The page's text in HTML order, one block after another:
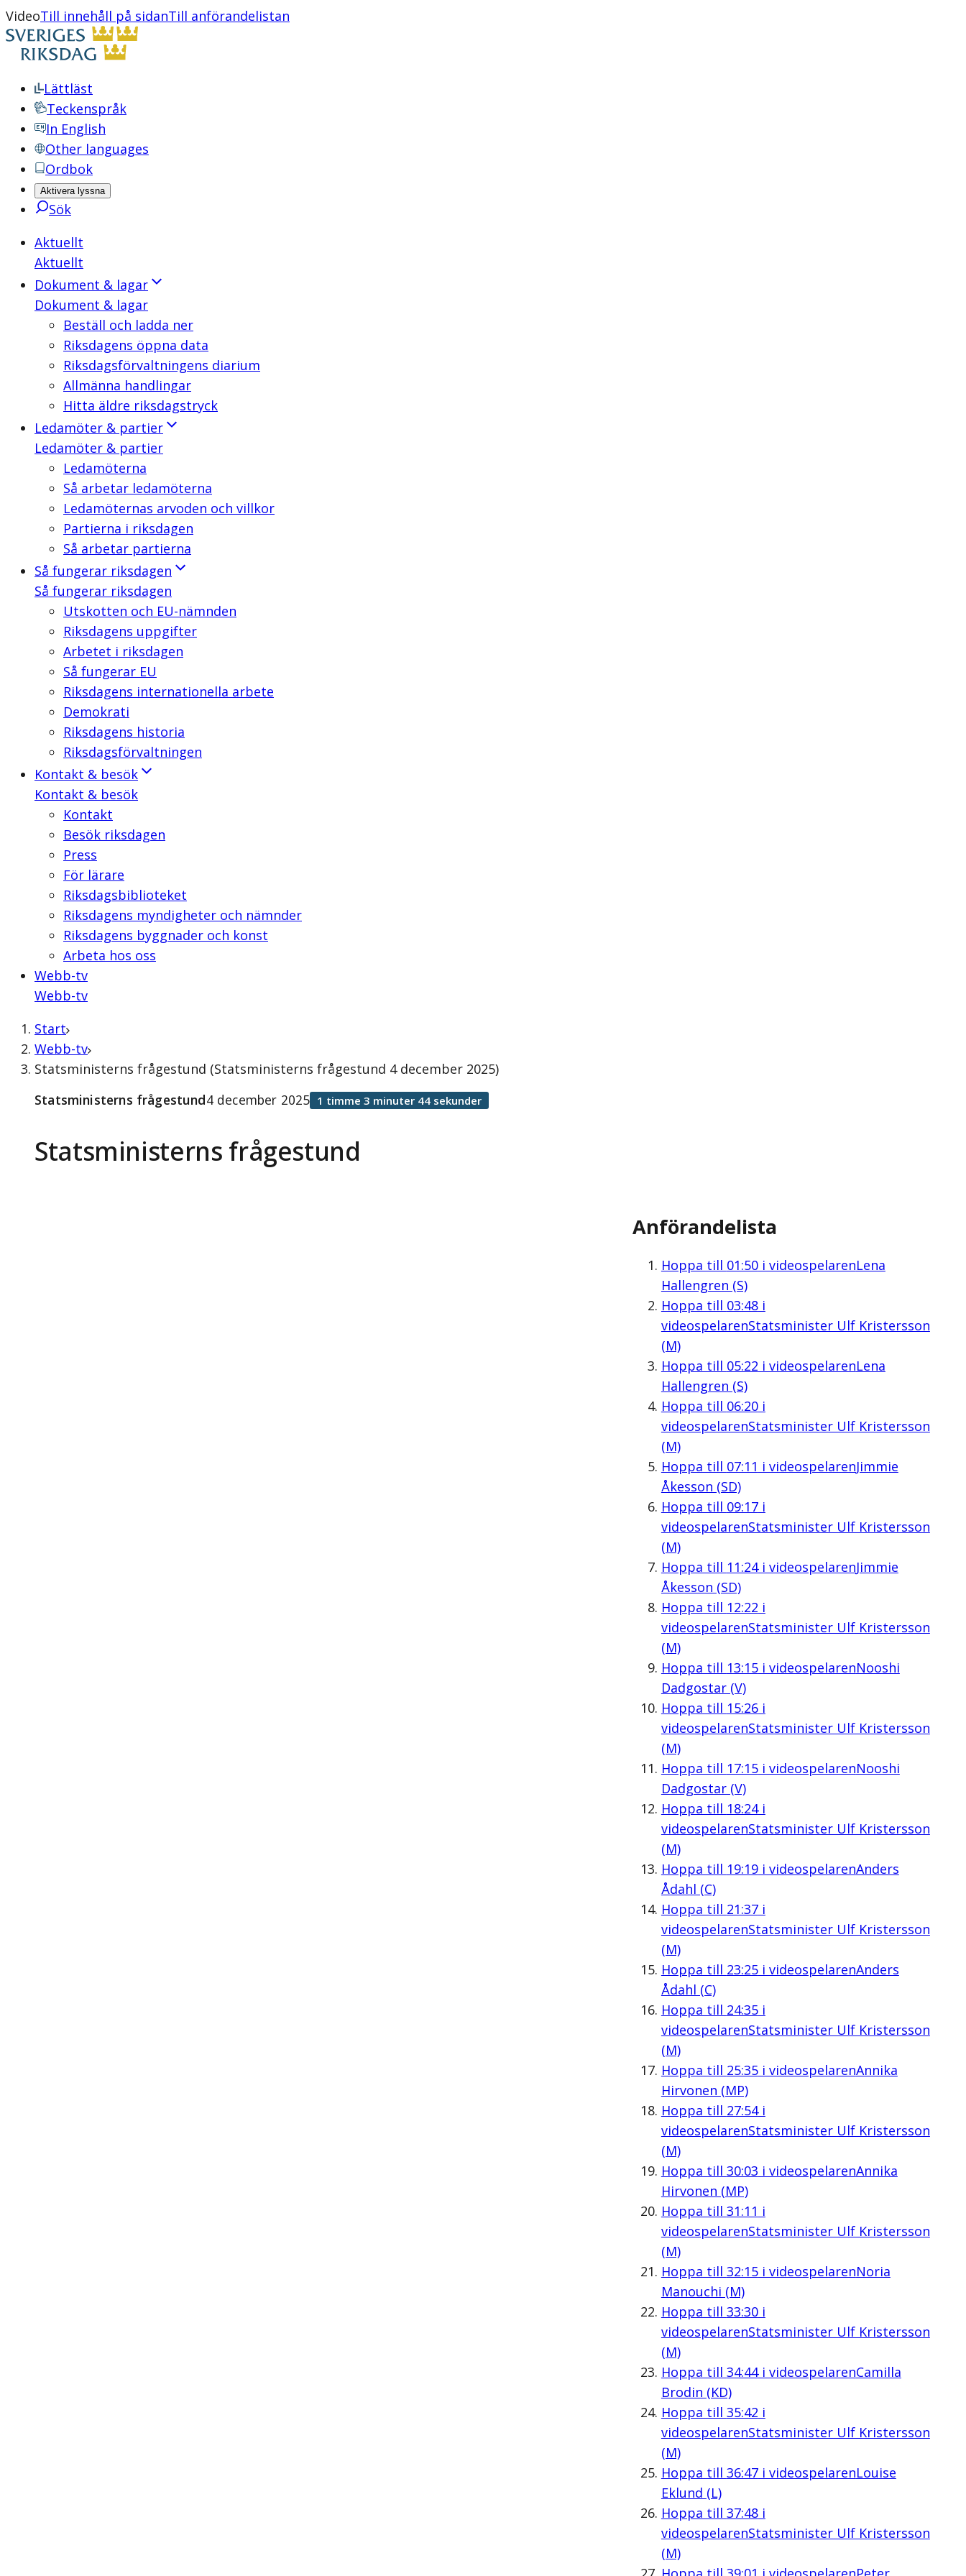
VideoTill innehåll på sidanTill anförandelistan
Lättläst
Teckenspråk
In English
Other languages
Ordbok
Aktivera lyssna
Sök
Aktuellt
Aktuellt
Dokument & lagar
Dokument & lagar
Beställ och ladda ner
Riksdagens öppna data
Riksdagsförvaltningens diarium
Allmänna handlingar
Hitta äldre riksdagstryck
Ledamöter & partier
Ledamöter & partier
Ledamöterna
Så arbetar ledamöterna
Ledamöternas arvoden och villkor
Partierna i riksdagen
Så arbetar partierna
Så fungerar riksdagen
Så fungerar riksdagen
Utskotten och EU-nämnden
Riksdagens uppgifter
Arbetet i riksdagen
Så fungerar EU
Riksdagens internationella arbete
Demokrati
Riksdagens historia
Riksdagsförvaltningen
Kontakt & besök
Kontakt & besök
Kontakt
Besök riksdagen
Press
För lärare
Riksdagsbiblioteket
Riksdagens myndigheter och nämnder
Riksdagens byggnader och konst
Arbeta hos oss
Webb-tv
Webb-tv
Start
Webb-tv
Statsministerns frågestund (Statsministerns frågestund 4 december 2025)
Statsministerns frågestund
Statsministerns frågestund4 december 2025 1 timme 3 minuter 44 sekunder
Anförandelista
Hoppa till 01:50i videospelarenLena
Hallengren (S)
Hoppa till 03:48i
videospelarenStatsminister Ulf Kristersson
(M)
Hoppa till 05:22 i videospelarenLena
Hallengren (S)
Hoppa till 06:20i
videospelarenStatsminister Ulf Kristersson
(M)
Hoppa till 07:11 i videospelarenJimmie
Åkesson (SD)
Hoppa till 09:17i
videospelarenStatsminister Ulf Kristersson
(M)
Hoppa till 11:24i videospelarenJimmie
Åkesson (SD)
Hoppa till 12:22 i
videospelarenStatsminister Ulf Kristersson
(M)
Hoppa till 13:15i videospelarenNooshi
Dadgostar (V)
Hoppa till 15:26i
videospelarenStatsminister Ulf Kristersson
(M)
Hoppa till 17:15i videospelarenNooshi
Dadgostar (V)
Hoppa till 18:24i
videospelarenStatsminister Ulf Kristersson
(M)
Hoppa till 19:19i videospelarenAnders
Ådahl (C)
Hoppa till 21:37i
videospelarenStatsminister Ulf Kristersson
(M)
Hoppa till 23:25i videospelarenAnders
Ådahl (C)
Hoppa till 24:35i
videospelarenStatsminister Ulf Kristersson
(M)
Hoppa till 25:35i videospelarenAnnika
Hirvonen (MP)
Hoppa till 27:54i
videospelarenStatsminister Ulf Kristersson
(M)
Hoppa till 30:03 i videospelarenAnnika
Hirvonen (MP)
Hoppa till 31:11 i
videospelarenStatsminister Ulf Kristersson
(M)
Hoppa till 32:15i videospelarenNoria
Manouchi (M)
Hoppa till 33:30i
videospelarenStatsminister Ulf Kristersson
(M)
Hoppa till 34:44i videospelarenCamilla
Brodin (KD)
Hoppa till 35:42 i
videospelarenStatsminister Ulf Kristersson
(M)
Hoppa till 36:47i videospelarenLouise
Eklund (L)
Hoppa till 37:48i
videospelarenStatsminister Ulf Kristersson
(M)